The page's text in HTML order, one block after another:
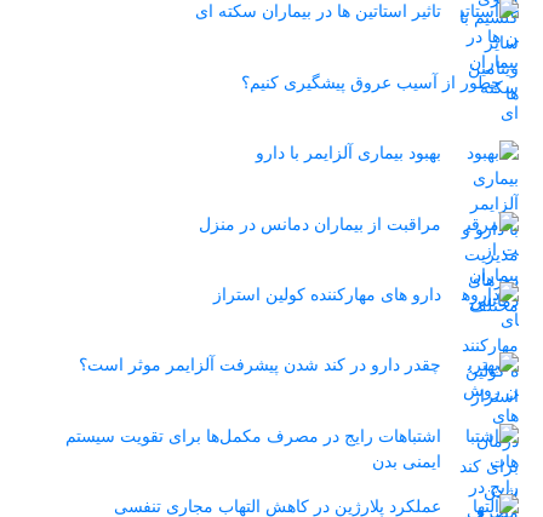
تاثیر استاتین‌ ها در بیماران سکته ای
چطور از آسیب عروق پیشگیری کنیم؟
بهبود بیماری آلزایمر با دارو
مراقبت از بیماران دمانس در منزل
دارو های مهارکننده کولین استراز
چقدر دارو در کند شدن پیشرفت آلزایمر موثر است؟
اشتباهات رایج در مصرف مکمل‌ها برای تقویت سیستم
ایمنی بدن
عملکرد پلارژین در کاهش التهاب مجاری تنفسی